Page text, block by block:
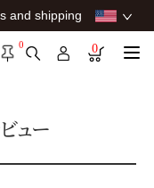
and shipping
0 0
ュー